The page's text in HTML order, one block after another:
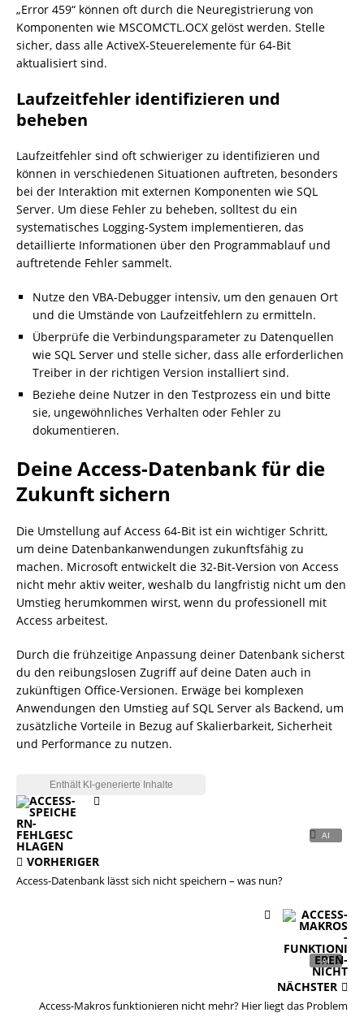
„Error 459“ können oft durch die Neuregistrierung von
Komponenten wie MSCOMCTL.OCX gelöst werden. Stelle
sicher, dass alle ActiveX-Steuerelemente für 64-Bit
aktualisiert sind.
Laufzeitfehler identifizieren und
beheben
Laufzeitfehler sind oft schwieriger zu identifizieren und
können in verschiedenen Situationen auftreten, besonders
bei der Interaktion mit externen Komponenten wie SQL
Server. Um diese Fehler zu beheben, solltest du ein
systematisches Logging-System implementieren, das
detaillierte Informationen über den Programmablauf und
auftretende Fehler sammelt.
Nutze den VBA-Debugger intensiv, um den genauen Ort
und die Umstände von Laufzeitfehlern zu ermitteln.
Überprüfe die Verbindungsparameter zu Datenquellen
wie SQL Server und stelle sicher, dass alle erforderlichen
Treiber in der richtigen Version installiert sind.
Beziehe deine Nutzer in den Testprozess ein und bitte
sie, ungewöhnliches Verhalten oder Fehler zu
dokumentieren.
Deine Access-Datenbank für die
Zukunft sichern
Die Umstellung auf Access 64-Bit ist ein wichtiger Schritt,
um deine Datenbankanwendungen zukunftsfähig zu
machen. Microsoft entwickelt die 32-Bit-Version von Access
nicht mehr aktiv weiter, weshalb du langfristig nicht um den
Umstieg herumkommen wirst, wenn du professionell mit
Access arbeitest.
Durch die frühzeitige Anpassung deiner Datenbank sicherst
du den reibungslosen Zugriff auf deine Daten auch in
zukünftigen Office-Versionen. Erwäge bei komplexen
Anwendungen den Umstieg auf SQL Server als Backend, um
zusätzliche Vorteile in Bezug auf Skalierbarkeit, Sicherheit
und Performance zu nutzen.
VORHERIGER
Access-Datenbank lässt sich nicht speichern – was nun?
NÄCHSTER
Access-Makros funktionieren nicht mehr? Hier liegt das Problem